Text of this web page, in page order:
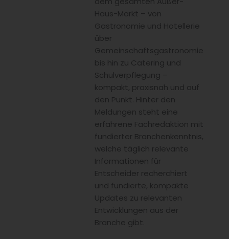
Haus-Markt – von
Gastronomie und Hotellerie
über
Gemeinschaftsgastronomie
bis hin zu Catering und
Schulverpflegung –
kompakt, praxisnah und auf
den Punkt. Hinter den
Meldungen steht eine
erfahrene Fachredaktion mit
fundierter Branchenkenntnis,
welche täglich relevante
Informationen für
Entscheider recherchiert
und fundierte, kompakte
Updates zu relevanten
Entwicklungen aus der
Branche gibt.